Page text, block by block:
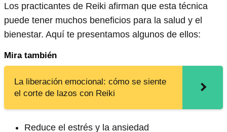
Los practicantes de Reiki afirman que esta técnica
puede tener muchos beneficios para la salud y el
bienestar. Aquí te presentamos algunos de ellos:
Mira también
La liberación emocional: cómo se siente
el corte de lazos con Reiki
Reduce el estrés y la ansiedad